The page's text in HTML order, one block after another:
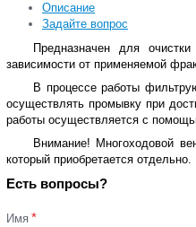
Описание
Задайте вопрос
Предназначен для
зависимости от применяемой
В процессе работы
осуществлять промывку при
работы осуществляется с
Внимание! Многоходовой
который приобретается отдельно.
Есть вопросы?
Имя *